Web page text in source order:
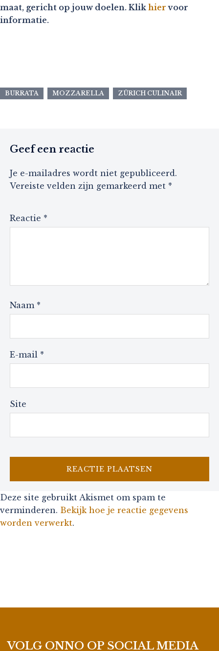
maat, gericht op jouw doelen. Klik hier voor
informatie.
BURRATA MOZZARELLA ZÜRICH CULINAIR
Geef een reactie
Je e-mailadres wordt niet gepubliceerd.
Vereiste velden zijn gemarkeerd met *
Reactie *
Naam *
E-mail *
Site
Deze site gebruikt Akismet om spam te
verminderen. Bekijk hoe je reactie gegevens
worden verwerkt.
VOLG ONNO OP SOCIAL MEDIA